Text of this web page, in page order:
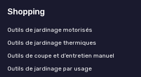
Shopping
Outils de jardinage motorisés
Outils de jardinage thermiques
Outils de coupe et d’entretien manuel
Outils de jardinage par usage